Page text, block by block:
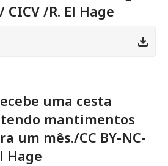
CICV /R. El Hage
uma cesta
mantimentos
um mês./CC BY-NC-
Hage